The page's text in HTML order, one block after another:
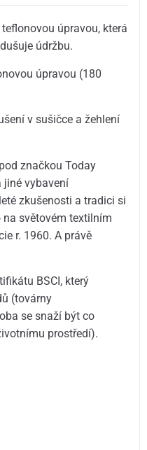
úpravou, která
údržbu.
úpravou (180
v sušičce a žehlení
značkou Today
jiné vybavení
zkušenosti a tradici si
světovém textilním
r. 1960. A právě
BSCI, který
(továrny
se snaží být co
prostředí).